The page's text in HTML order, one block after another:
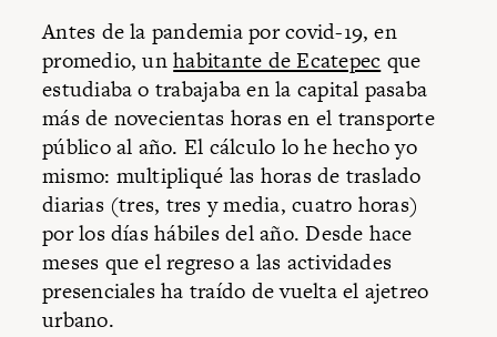
Antes de la pandemia por covid-19, en
promedio, unhabitante de Ecatepec que
estudiaba o trabajaba en la capital pasaba
más de novecientas horas en el transporte
público al año. El cálculo lo he hecho yo
mismo: multipliqué las horas de traslado
diarias (tres, tres y media, cuatro horas)
por los días hábiles del año. Desde hace
meses que el regreso a las actividades
presenciales ha traído de vuelta el ajetreo
urbano.